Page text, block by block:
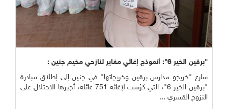
"برقين الخير 6": أنموذج إغاثي مغاير لنازحي مخيم جنين :
سارع "خريجو مدارس برقين وخريجاتها" في جنين إلى إطلاق مبادرة
"برقين الخير 6"، التي كرُست لإغاثة 751 عائلة، أجبرها الاحتلال على
النزوح القسري ...